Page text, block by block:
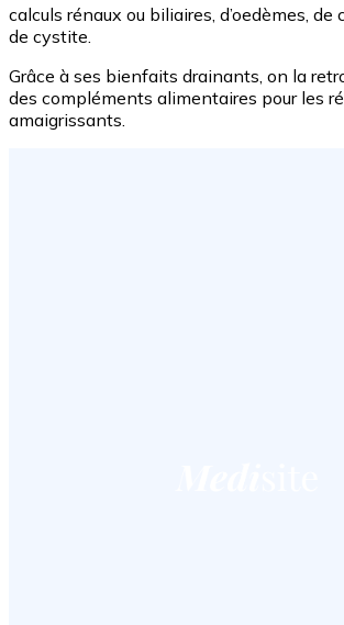
calculs rénaux ou biliaires, d’oedèmes, de
de cystite.
Grâce à ses bienfaits drainants, on la
des compléments alimentaires pour les
amaigrissants.